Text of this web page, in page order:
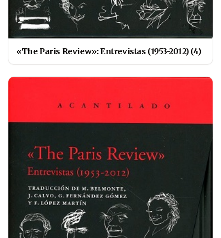
«The Paris Review»: Entrevistas (1953-2012) (4)